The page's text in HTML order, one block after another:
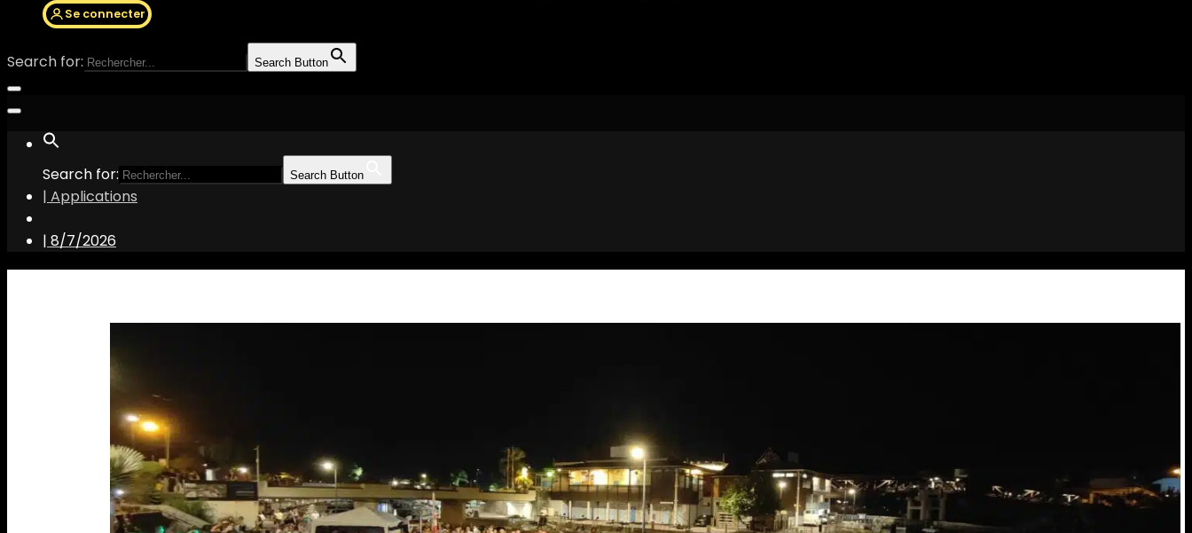
Se connecter
Search for: Search Button
Search for: Search Button
| Applications
| 8/7/2026